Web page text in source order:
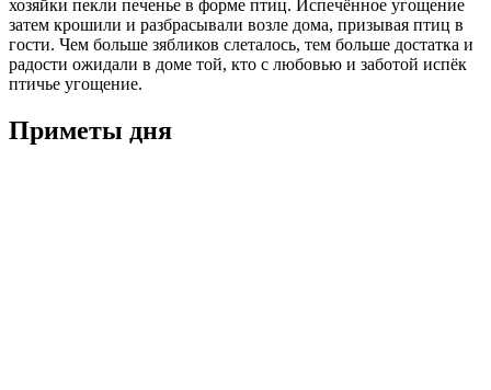
хозяйки пекли печенье в форме птиц. Испечённое угощение
затем крошили и разбрасывали возле дома, призывая птиц в
гости. Чем больше зябликов слеталось, тем больше достатка и
радости ожидали в доме той, кто с любовью и заботой испёк
птичье угощение.
Приметы дня